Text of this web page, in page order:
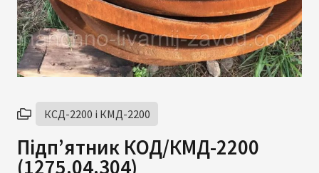
КСД-2200 і КМД-2200
Підп’ятник КОД/КМД-2200
(1275.04.304)